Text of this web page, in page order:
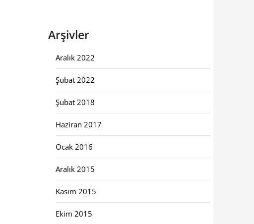
Arşivler
Aralık 2022
Şubat 2022
Şubat 2018
Haziran 2017
Ocak 2016
Aralık 2015
Kasım 2015
Ekim 2015